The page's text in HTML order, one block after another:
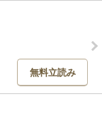
無料立読み